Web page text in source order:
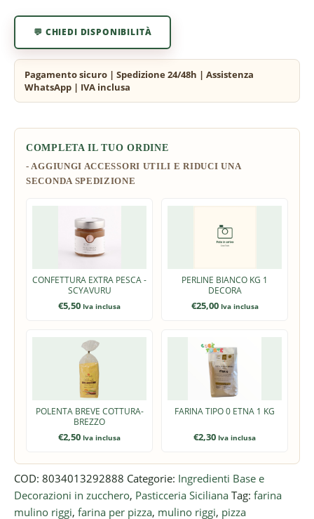
💬 CHIEDI DISPONIBILITÀ
COMPLETA IL TUO ORDINE
CONFETTURA EXTRA PESCA -
SCYAVURU
€5,50 Iva inclusa
PERLINE BIANCO KG 1
DECORA
€25,00 Iva inclusa
POLENTA BREVE COTTURA-
BREZZO
€2,50 Iva inclusa
FARINA TIPO 0 ETNA 1 KG
€2,30 Iva inclusa
COD: 8034013292888 Categorie: Ingredienti Base e
Decorazioni in zucchero, Pasticceria Siciliana Tag: farina
mulino riggi, farina per pizza, mulino riggi, pizza